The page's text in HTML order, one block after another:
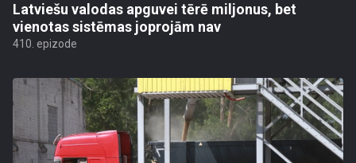
Latviešu valodas apguvei tērē miljonus, bet
vienotas sistēmas joprojām nav
410. epizode